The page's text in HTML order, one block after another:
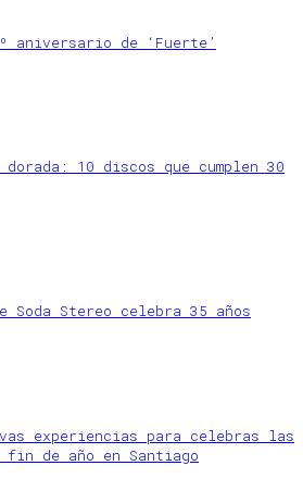
aniversario de ‘Fuerte’
dorada: 10 discos que cumplen 30
Soda Stereo celebra 35 años
experiencias para celebras las
de año en Santiago